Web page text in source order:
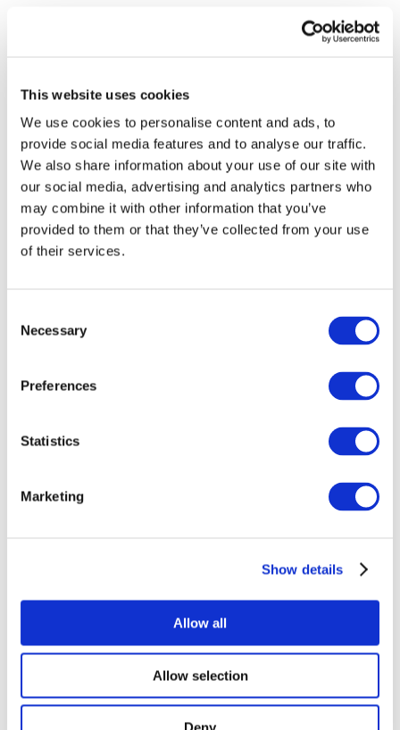
This website uses cookies
We use cookies to personalise content and ads, to
provide social media features and to analyse our traffic.
We also share information about your use of our site with
our social media, advertising and analytics partners who
may combine it with other information that you’ve
provided to them or that they’ve collected from your use
of their services.
Selection
Necessary
Preferences
Statistics
Marketing
Show details
Allow all
Allow selection
Творческий вечер
Наше спецпредложение
Применить